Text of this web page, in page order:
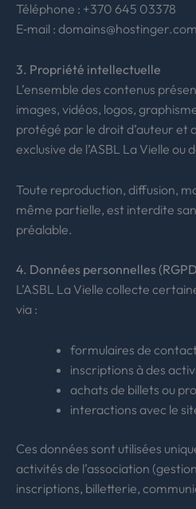
Téléphone : +370 645 03378
E‑mail : domains@hostinger.com
3. Propriété intellectuelle
L’ensemble des contenus
images, vidéos, logos,
protégé par le droit d’auteur et
exclusive de l’ASBL La Vielle ou
Toute reproduction, diffusion,
même partielle, est interdite
préalable.
4. Données personnelles
L’ASBL La Vielle collecte
via :
formulaires de
inscriptions à des
achats de billets ou
interactions avec le
Ces données sont utilisées
activités de l’association
inscriptions, billetterie,